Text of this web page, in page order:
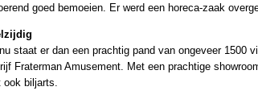
goed bemoeien. Er werd een horeca-zaak
staat er dan een prachtig pand van ongeveer 1500
Fraterman Amusement. Met een prachtige
ook biljarts.